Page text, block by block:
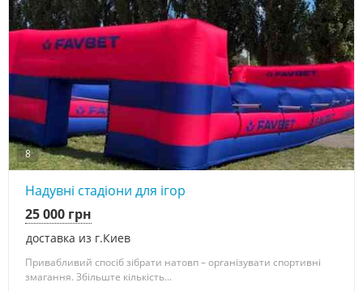
8
Надувні стадіони для ігор
доставка из г.Киев
25 000 грн
Привабливий спосіб зібрати натовп – організувати спортивні
змагання. Збільште кількість...